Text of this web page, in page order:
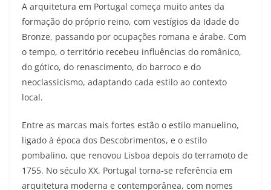
A arquitetura em Portugal começa muito antes da
formação do próprio reino, com vestígios da Idade do
Bronze, passando por ocupações romana e árabe. Com
o tempo, o território recebeu influências do românico,
do gótico, do renascimento, do barroco e do
neoclassicismo, adaptando cada estilo ao contexto
local.​
Entre as marcas mais fortes estão o estilo manuelino,
ligado à época dos Descobrimentos, e o estilo
pombalino, que renovou Lisboa depois do terramoto de
1755. No século XX, Portugal torna‑se referência em
arquitetura moderna e contemporânea, com nomes